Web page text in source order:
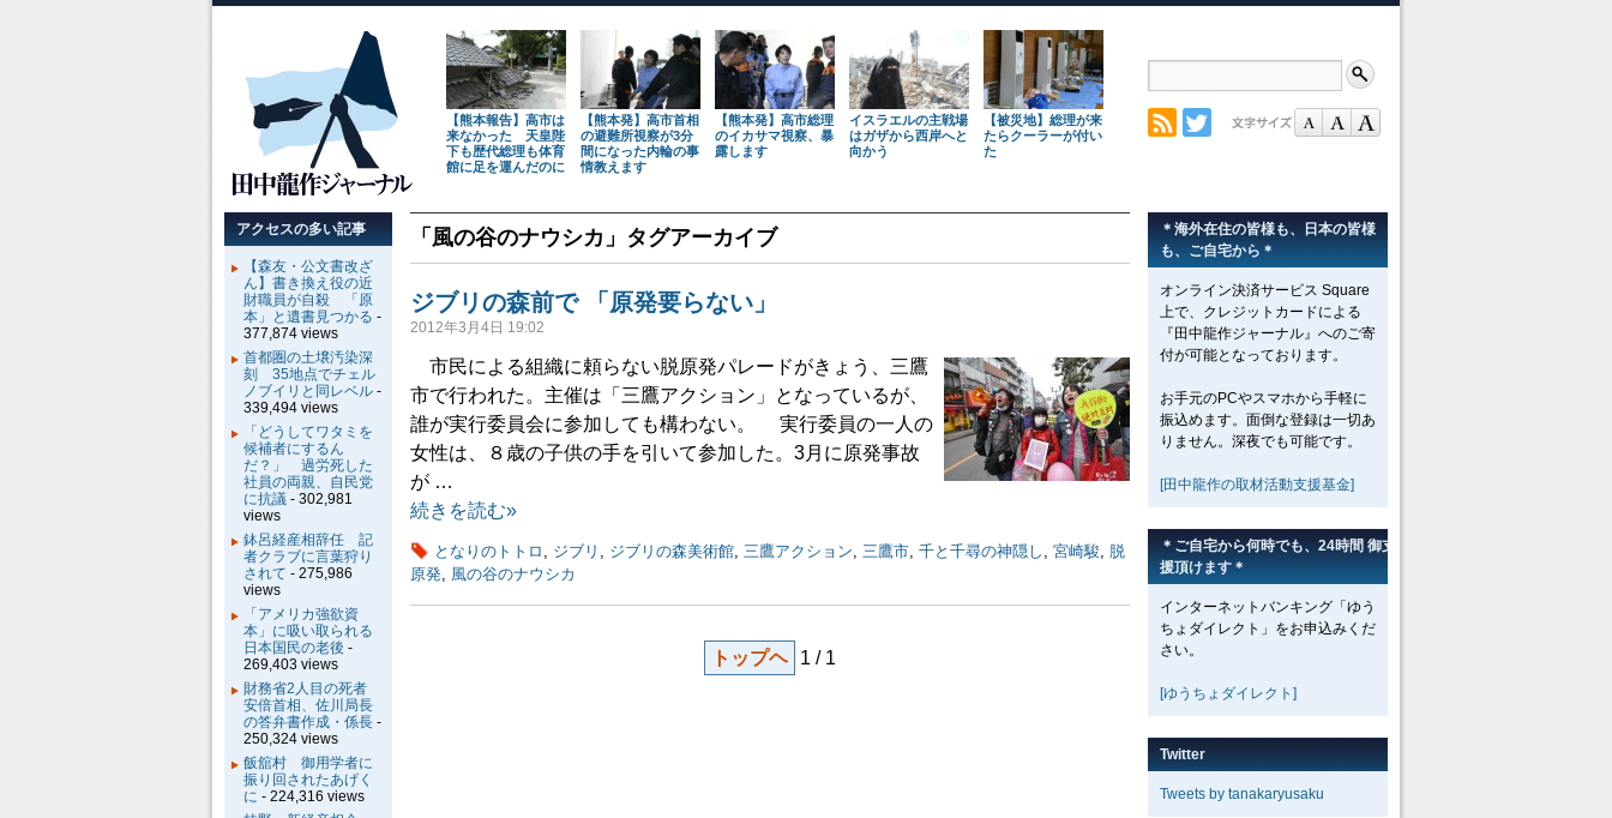
【熊本報告】高市は
来なかった 天皇陛
下も歴代総理も体育
館に足を運んだのに
【熊本発】高市首相
の避難所視察が3分
間になった内輪の事
情教えます
【熊本発】高市総理
のイカサマ視察、暴
露します
イスラエルの主戦場
はガザから西岸へと
向かう
【被災地】総理が来
たらクーラーが付い
た
「 風の谷のナウシカ 」タグアーカイブ
ジブリの森前で 「原発要らない」
2012年3月4日 19:02
市民による組織に頼らない脱原発パレードがきょう、三鷹
市で行われた。主催は「三鷹アクション」となっているが、
誰が実行委員会に参加しても構わない。 実行委員の一人の
女性は、８歳の子供の手を引いて参加した。3月に原発事故
が …
続きを読む»
となりのトトロ , ジブリ , ジブリの森美術館, 三鷹アクション, 三鷹市, 千と千尋の神隠し , 宮崎駿, 脱
原発, 風の谷のナウシカ
トップヘ 1 / 1
＊海外在住の皆様も、日本の皆様
も、ご自宅から＊
オンライン決済サービス Square
上で、クレジットカードによる
『田中龍作ジャーナル』へのご寄
付が可能となっております。
お手元のPCやスマホから手軽に
振込めます。面倒な登録は一切あ
りません。深夜でも可能です。
[田中龍作の取材活動支援基金]
＊ご自宅から何時でも、24時間 御支
援頂けます＊
インターネットバンキング「ゆう
ちょダイレクト」をお申込みくだ
さい。
[ゆうちょダイレクト]
Twitter
Tweets by tanakaryusaku
アクセスの多い記事
【森友・公文書改ざ
ん】書き換え役の近
財職員が自殺 「原
本」と遺書見つかる -
377,874 views
首都圏の土壌汚染深
刻 35地点でチェル
ノブイリと同レベル -
339,494 views
「どうしてワタミを
候補者にするん
だ？」 過労死した
社員の両親、自民党
に抗議 - 302,981
views
鉢呂経産相辞任 記
者クラブに言葉狩り
されて - 275,986
views
「アメリカ強欲資
本」に吸い取られる
日本国民の老後 -
269,403 views
財務省2人目の死者
安倍首相、佐川局長
の答弁書作成・係長 -
250,324 views
飯舘村 御用学者に
振り回されたあげく
に - 224,316 views